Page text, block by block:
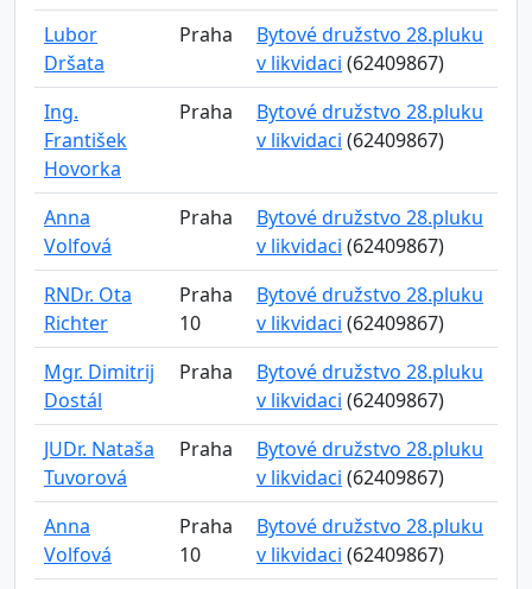
Lubor
Dršata
Praha
Bytové družstvo 28.pluku
v likvidaci (62409867)
Ing.
František
Hovorka
Praha
Bytové družstvo 28.pluku
v likvidaci (62409867)
Anna
Volfová
Praha
Bytové družstvo 28.pluku
v likvidaci (62409867)
RNDr. Ota
Richter
Praha
10
Bytové družstvo 28.pluku
v likvidaci (62409867)
Mgr. Dimitrij
Dostál
Praha
Bytové družstvo 28.pluku
v likvidaci (62409867)
JUDr. Nataša
Tuvorová
Praha
Bytové družstvo 28.pluku
v likvidaci (62409867)
Anna
Volfová
Praha
10
Bytové družstvo 28.pluku
v likvidaci (62409867)